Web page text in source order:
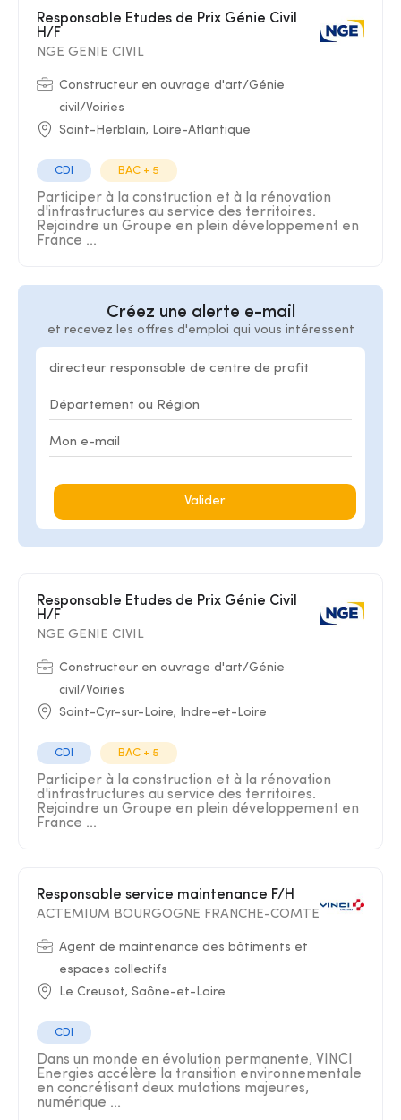
Responsable Etudes de Prix Génie Civil
H/F
NGE GENIE CIVIL
Constructeur en ouvrage d'art/Génie
civil/Voiries
Saint-Herblain, Loire-Atlantique
CDI BAC + 5
Participer à la construction et à la rénovation
d'infrastructures au service des territoires.
Rejoindre un Groupe en plein développement en
France ...
Créez une alerte e-mail
et recevez les offres d'emploi qui vous intéressent
Valider
Responsable Etudes de Prix Génie Civil
H/F
NGE GENIE CIVIL
Constructeur en ouvrage d'art/Génie
civil/Voiries
Saint-Cyr-sur-Loire, Indre-et-Loire
CDI BAC + 5
Participer à la construction et à la rénovation
d'infrastructures au service des territoires.
Rejoindre un Groupe en plein développement en
France ...
Responsable service maintenance F/H
ACTEMIUM BOURGOGNE FRANCHE-COMTE
Agent de maintenance des bâtiments et
espaces collectifs
Le Creusot, Saône-et-Loire
CDI
Dans un monde en évolution permanente, VINCI
Energies accélère la transition environnementale
en concrétisant deux mutations majeures,
numérique ...